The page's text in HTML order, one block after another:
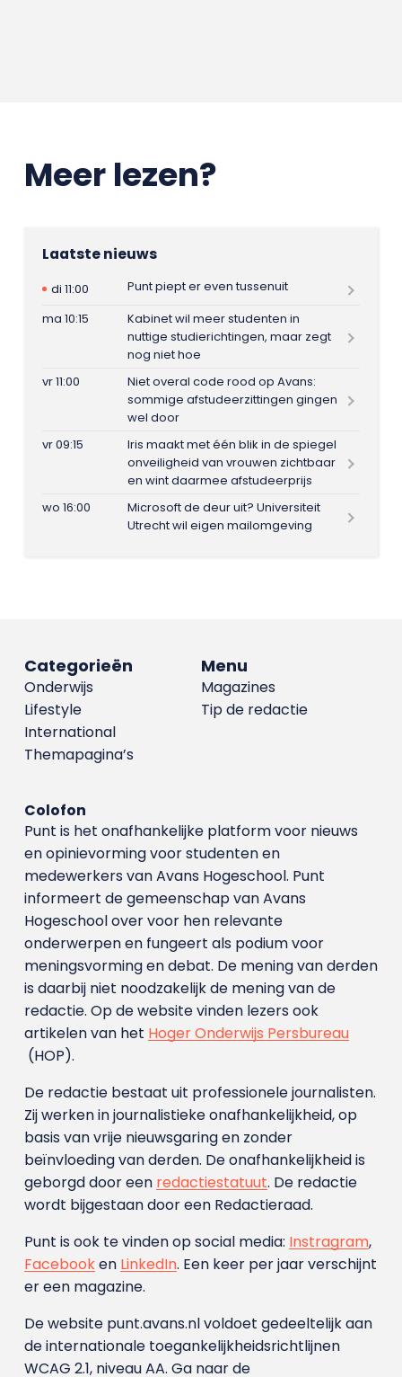
Meer lezen?
Laatste nieuws
di 11:00
Punt piept er even tussenuit
ma 10:15
Kabinet wil meer studenten in
nuttige studierichtingen, maar zegt
nog niet hoe
vr 11:00
Niet overal code rood op Avans:
sommige afstudeerzittingen gingen
wel door
vr 09:15
Iris maakt met één blik in de spiegel
onveiligheid van vrouwen zichtbaar
en wint daarmee afstudeerprijs
wo 16:00
Microsoft de deur uit? Universiteit
Utrecht wil eigen mailomgeving
Menu
Magazines
Tip de redactie
Categorieën
Onderwijs
Lifestyle
International
Themapagina’s
Colofon
Punt is het onafhankelijke platform voor nieuws
en opinievorming voor studenten en
medewerkers van Avans Hoge­school. Punt
informeert de gemeenschap van Avans
Hogeschool over voor hen relevante
onderwerpen en fungeert als podium voor
meningsvorming en debat. De mening van derden
is daarbij niet noodzakelijk de mening van de
redactie. Op de website vinden lezers ook
artikelen van het Hoger Onderwijs Persbureau
(HOP).
De redactie bestaat uit professionele journalisten.
Zij werken in journalistieke onafhankelijkheid, op
basis van vrije nieuwsgaring en zonder
beïnvloeding van derden. De onafhankelijkheid is
geborgd door een redactiestatuut. De redactie
wordt bijgestaan door een Redactieraad.
Punt is ook te vinden op social media: Instragram,
Facebooken LinkedIn. Een keer per jaar verschijnt
er een magazine.
De website punt.avans.nl voldoet gedeeltelijk aan
de internationale toegankelijkheidsrichtlijnen
WCAG 2.1, niveau AA. Ga naar de